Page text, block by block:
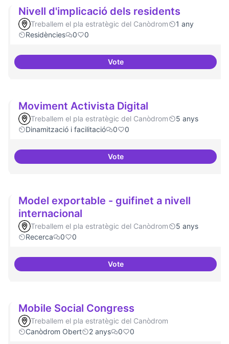
Nivell d'implicació dels residents
Treballem el pla estratègic del Canòdrom
1 any
Residències
0 0
VoteNivell d'implicació dels residents
Moviment Activista Digital
Treballem el pla estratègic del Canòdrom
5 anys
Dinamització i facilitació
0 0
VoteMoviment Activista Digital
Model exportable - guifinet a nivell
internacional
Treballem el pla estratègic del Canòdrom
5 anys
Recerca
0 0
VoteModel exportable - guifinet a
Mobile Social Congress
Treballem el pla estratègic del Canòdrom
Canòdrom Obert
2 anys 0 0